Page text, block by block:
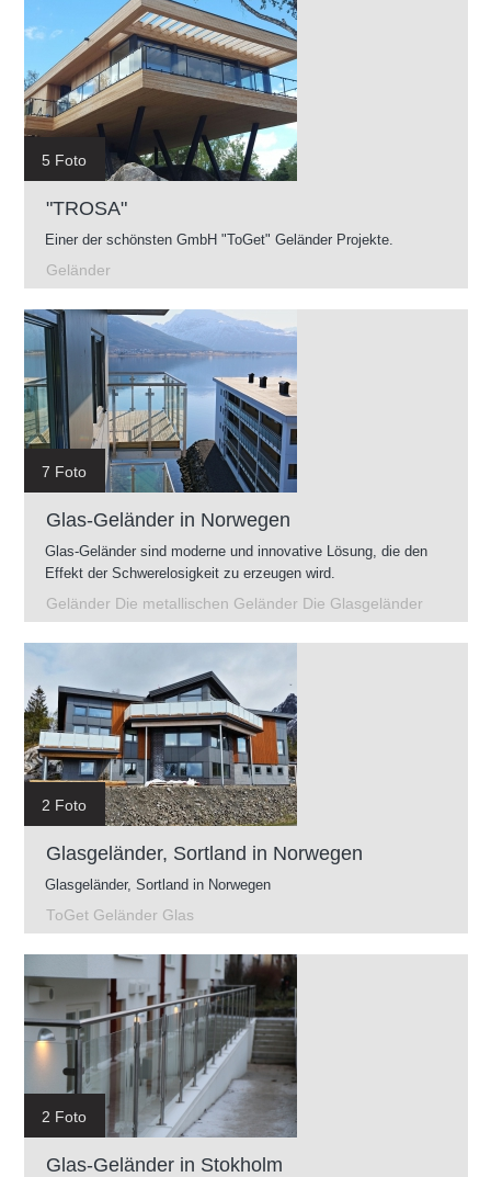
5 Foto
"TROSA"
Einer der schönsten GmbH "ToGet" Geländer Projekte.
Geländer
7 Foto
Glas-Geländer in Norwegen
Glas-Geländer sind moderne und innovative Lösung, die den
Effekt der Schwerelosigkeit zu erzeugen wird.
Geländer Die metallischen Geländer Die Glasgeländer
2 Foto
Glasgeländer, Sortland in Norwegen
Glasgeländer, Sortland in Norwegen
ToGet Geländer Glas
2 Foto
Glas-Geländer in Stokholm